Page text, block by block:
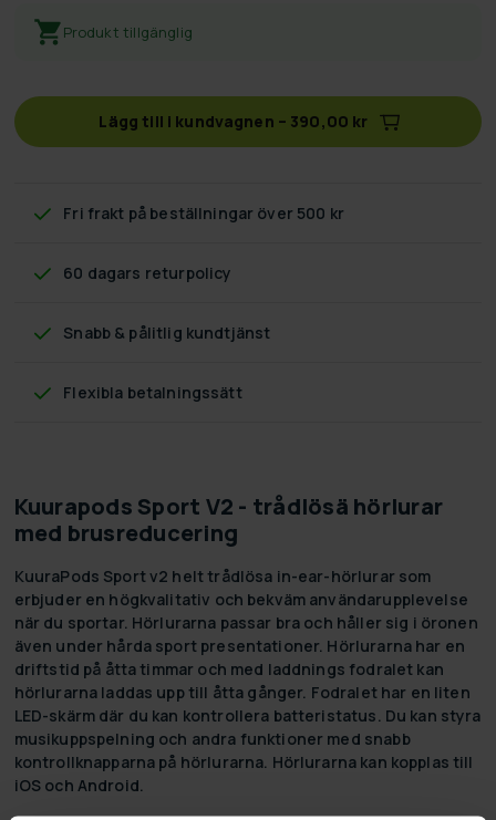
Produkt tillgänglig
Lägg till i kundvagnen – 390,00 kr
Fri frakt på beställningar över 500 kr
60 dagars returpolicy
Snabb & pålitlig kundtjänst
Flexibla betalningssätt
Kuurapods Sport V2 - trådlösä hörlurar
med brusreducering
KuuraPods Sport v2 helt trådlösa in-ear-hörlurar som
erbjuder en högkvalitativ och bekväm användarupplevelse
när du sportar. Hörlurarna passar bra och håller sig i öronen
även under hårda sport presentationer. Hörlurarna har en
driftstid på åtta timmar och med laddnings fodralet kan
hörlurarna laddas upp till åtta gånger. Fodralet har en liten
LED-skärm där du kan kontrollera batteristatus. Du kan styra
musikuppspelning och andra funktioner med snabb
kontrollknapparna på hörlurarna. Hörlurarna kan kopplas till
iOS och Android.